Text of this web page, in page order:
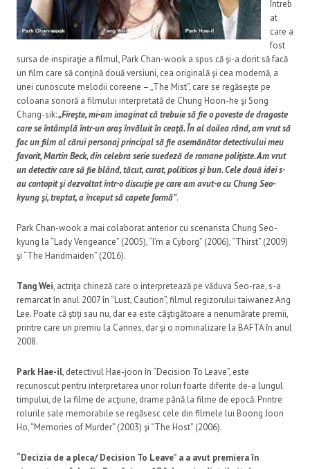
întreb
at
care a
fost
sursa de inspiraţie a filmul, Park Chan-wook a spus că şi-a dorit să facă
un film care să conţină două versiuni, cea originală şi cea modernă, a
unei cunoscute melodii coreene – „The Mist”, care se regăseşte pe
coloana sonoră a filmului interpretată de Chung Hoon-he şi Song
Chang-sik:„Fireşte, mi-am imaginat că trebuie să fie o poveste de dragoste
care se întâmplă într-un oraş învăluit în ceaţă. În al doilea rând, am vrut să
fac un film al cărui personaj principal să fie asemănător detectivului meu
favorit, Martin Beck, din celebra serie suedeză de romane poliţiste. Am vrut
un detectiv care să fie blând, tăcut, curat, politicos şi bun. Cele două idei s-
au contopit şi dezvoltat într-o discuţie pe care am avut-o cu Chung Seo-
kyung şi, treptat, a început să capete formă”.
Park Chan-wook a mai colaborat anterior cu scenarista Chung Seo-
kyung la “Lady Vengeance” (2005), “I’m a Cyborg” (2006), “Thirst” (2009)
şi “The Handmaiden” (2016).
Tang Wei, actriţa chineză care o interpretează pe văduva Seo-rae, s-a
remarcat în anul 2007 în “Lust, Caution”, filmul regizorului taiwanez Ang
Lee. Poate că știți sau nu, dar ea este câştigătoare a nenumărate premii,
printre care un premiu la Cannes, dar şi o nominalizare la BAFTA în anul
2008.
Park Hae-il, detectivul Hae-joon în “Decision To Leave”, este
recunoscut pentru interpretarea unor roluri foarte diferite de-a lungul
timpului, de la filme de acţiune, drame până la filme de epocă. Printre
rolurile sale memorabile se regăsesc cele din filmele lui Boong Joon
Ho, “Memories of Murder” (2003) şi “The Host” (2006).
“Decizia de a pleca/ Decision To Leave” a a avut premiera în